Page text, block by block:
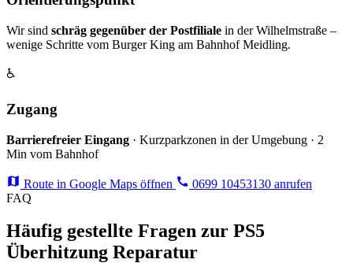
Wir sind schräg gegenüber der Postfiliale in der Wilhelmstraße –
wenige Schritte vom Burger King am Bahnhof Meidling.
♿
Zugang
Barrierefreier Eingang · Kurzparkzonen in der Umgebung · 2
Min vom Bahnhof
Route in Google Maps öffnen
0699 10453130 anrufen
FAQ
Häufig gestellte Fragen zur PS5
Überhitzung Reparatur